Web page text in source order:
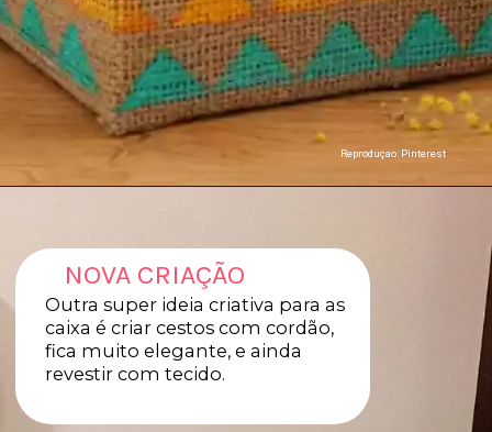
Reproduçao: Pinterest
NOVA CRIAÇÃO
Outra super ideia criativa para as
caixa é criar cestos com cordão,
fica muito elegante, e ainda
revestir com tecido.